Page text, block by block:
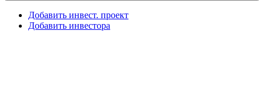
Добавить инвест. проект
Добавить инвестора